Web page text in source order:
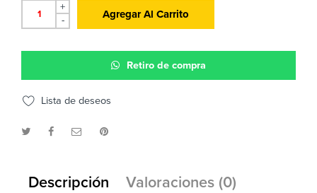
+
-
Agregar Al Carrito
Retiro de compra
Lista de deseos
Descripción Valoraciones (0)